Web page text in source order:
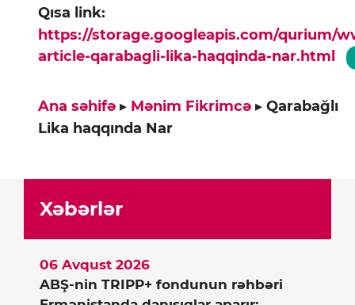
Qısa link:
https://storage.googleapis.com/qurium/
article-qarabagli-lika-haqqinda-nar.html
Ana səhifə ▸ Mənim Fikrimcə ▸ Qarabağlı
Lika haqqında Nar
Xəbərlər
ABŞ-nin TRIPP+ fondunun rəhbəri
06 Avqust 2026